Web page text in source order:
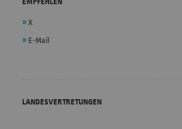
EMPFEHLEN
X
E-Mail
LANDESVERTRETUNGEN